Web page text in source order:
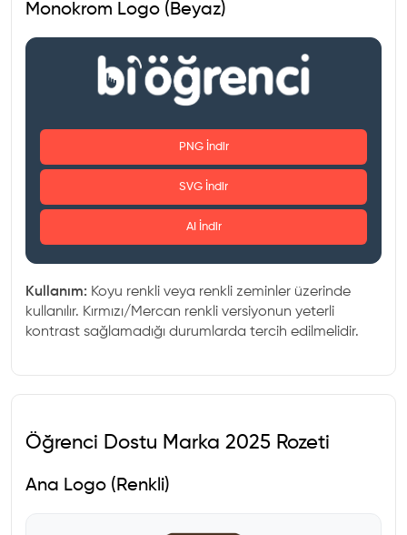
Monokrom Logo (Beyaz)
PNG İndir
SVG İndir
AI İndir
Kullanım: Koyu renkli veya renkli zeminler üzerinde
kullanılır. Kırmızı/Mercan renkli versiyonun yeterli
kontrast sağlamadığı durumlarda tercih edilmelidir.
Öğrenci Dostu Marka 2025 Rozeti
Ana Logo (Renkli)